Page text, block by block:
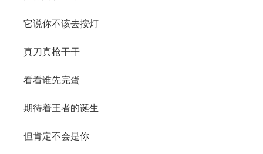
它说你不该去按灯
真刀真枪干干
看看谁先完蛋
期待着王者的诞生
但肯定不会是你